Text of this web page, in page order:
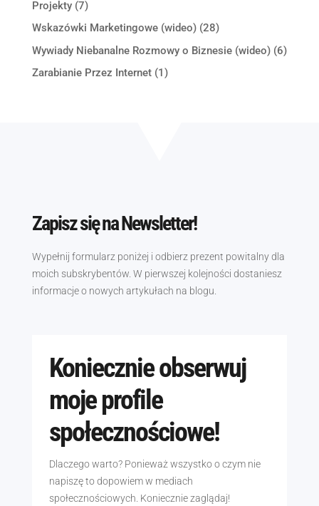
Projekty(7)
Wskazówki Marketingowe (wideo)(28)
Wywiady Niebanalne Rozmowy o Biznesie (wideo)(6)
Zarabianie Przez Internet(1)
Zapisz się na Newsletter!
Wypełnij formularz poniżej i odbierz prezent powitalny dla
moich subskrybentów. W pierwszej kolejności dostaniesz
informacje o nowych artykułach na blogu.
Koniecznie obserwuj
moje profile
społecznościowe!
Dlaczego warto? Ponieważ wszystko o czym nie
napiszę to dopowiem w mediach
społecznościowych. Koniecznie zaglądaj!